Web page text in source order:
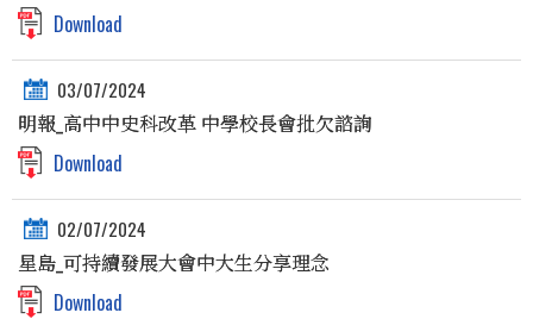
Download
03/07/2024
明報_高中中史科改革 中學校長會批欠諮詢
Download
02/07/2024
星島_可持續發展大會中大生分享理念
Download